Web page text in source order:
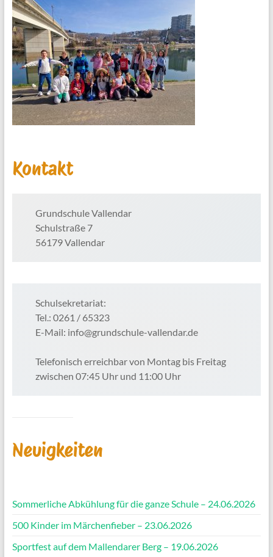
Kontakt
Grundschule Vallendar
Schulstraße 7
56179 Vallendar
Schulsekretariat:
Tel.: 0261 / 65323
E-Mail: info@grundschule-vallendar.de
Telefonisch erreichbar von Montag bis Freitag
zwischen 07:45 Uhr und 11:00 Uhr
Neuigkeiten
Sommerliche Abkühlung für die ganze Schule – 24.06.2026
500 Kinder im Märchenfieber – 23.06.2026
Sportfest auf dem Mallendarer Berg – 19.06.2026